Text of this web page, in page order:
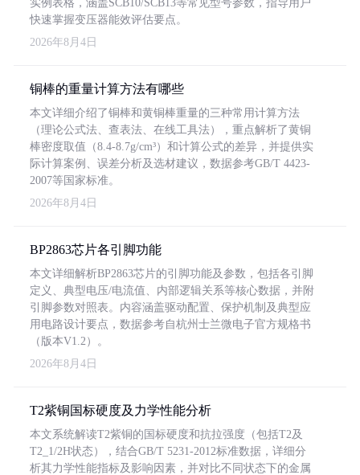
实例表格，涵盖SCB10/SCB13等常见型号参数，指导用户
快速掌握变压器能效评估要点。
2026年8月4日
铜棒的重量计算方法有哪些
本文详细介绍了铜棒和黄铜棒重量的三种常用计算方法
（理论公式法、查表法、在线工具法），重点解析了黄铜
棒密度取值（8.4-8.7g/cm³）和计算公式的差异，并提供实
际计算案例、误差分析及选材建议，数据参考GB/T 4423-
2007等国家标准。
2026年8月4日
BP2863芯片各引脚功能
本文详细解析BP2863芯片的引脚功能及参数，包括各引脚
定义、典型电压/电流值、内部逻辑关系等核心数据，并附
引脚参数对照表。内容涵盖驱动配置、保护机制及典型应
用电路设计要点，数据参考自杭州士兰微电子官方规格书
（版本V1.2）。
2026年8月4日
T2紫铜国标硬度及力学性能分析
本文系统解读T2紫铜的国标硬度和抗拉强度（包括T2及
T2_1/2H状态），结合GB/T 5231-2012标准数据，详细分
析其力学性能指标及影响因素，并对比不同状态下的金属